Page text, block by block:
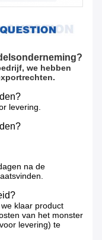
we hebben
levering.
na de
klaar product
van het monster
levering) te